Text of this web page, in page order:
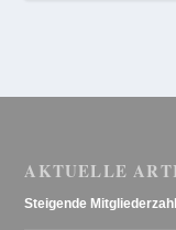
AKTUELLE
Steigende